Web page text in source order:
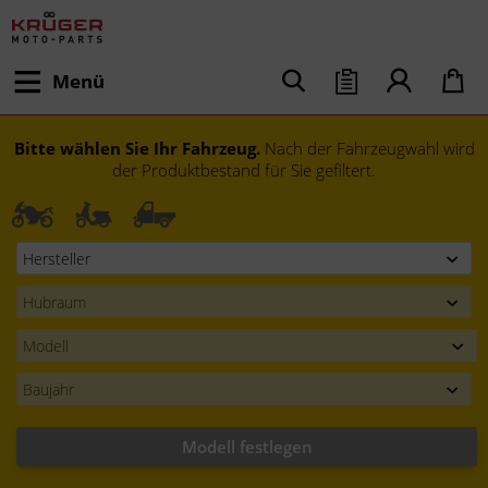
Menü
Bitte wählen Sie Ihr Fahrzeug. Nach der Fahrzeugwahl wird
der Produktbestand für Sie gefiltert.
Modell festlegen